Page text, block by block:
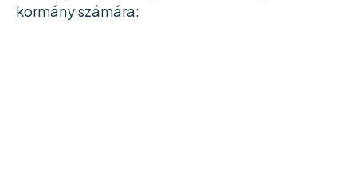
kormány számára: